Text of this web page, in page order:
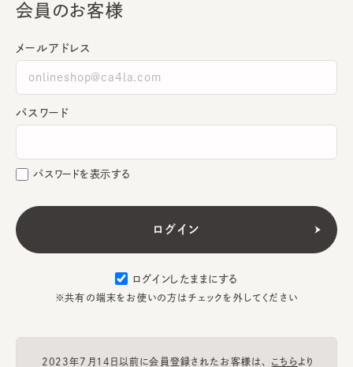
会員のお客様
メールアドレス
パスワード
パスワードを表示する
ログインしたままにする
※共有の端末をお使いの方はチェックを外してください
2023年7月14日以前に会員登録されたお客様は、 こちらより